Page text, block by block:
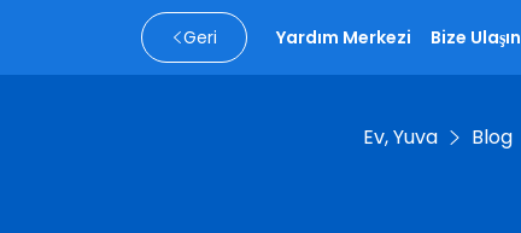
Geri Yardım Merkezi Bize Ulaşın
Ev, Yuva Blog